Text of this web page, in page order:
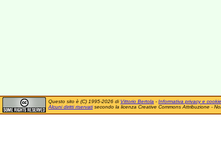
Questo sito è (C) 1995-2026 di Vittorio Bertola - Informativa privacy e cookie
Alcuni diritti riservatisecondo la licenza Creative Commons Attribuzione -